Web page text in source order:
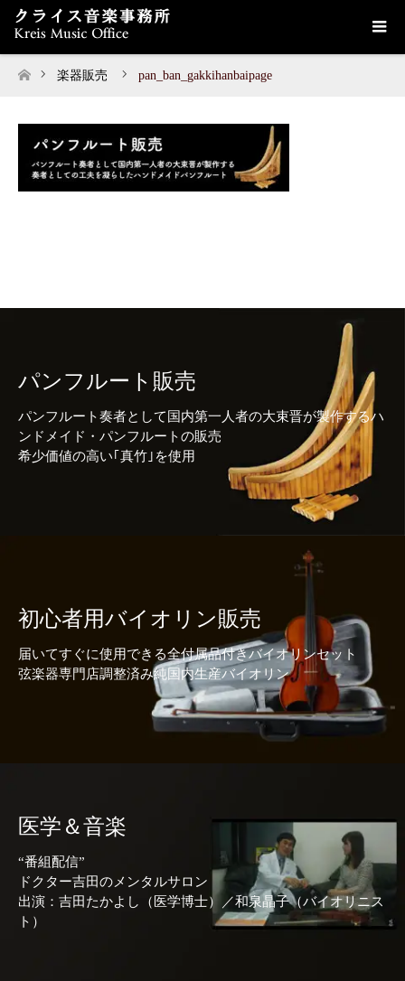
ホーム
楽器販売 pan_ban_gakkihanbaipage
パンフルート販売
パンフルート奏者として国内第一人者の大束晋が製作するハ
ンドメイド・パンフルートの販売
希少価値の高い｢真竹｣を使用
初心者用バイオリン販売
届いてすぐに使用できる全付属品付きバイオリンセット
弦楽器専門店調整済み純国内生産バイオリン
医学＆音楽
“番組配信”
ドクター吉田のメンタルサロン
出演：吉田たかよし（医学博士）／和泉晶子（バイオリニス
ト）